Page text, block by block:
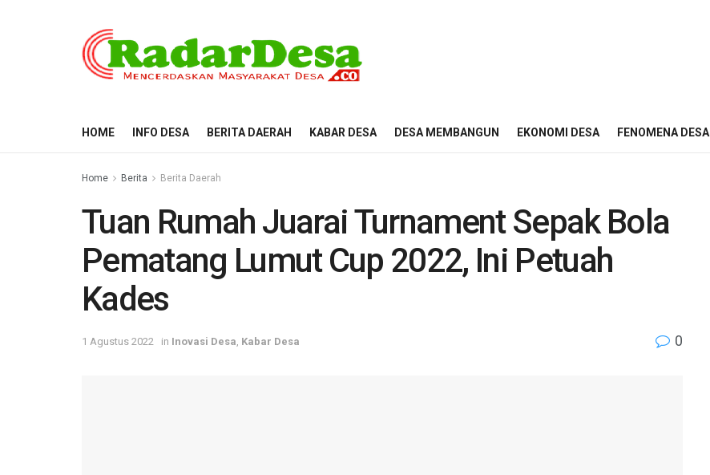
HOME INFO DESA BERITA DAERAH KABAR DESA DESA MEMBANGUN EKONOMI DESA FENOMENA DESA
Home Berita Berita Daerah
Tuan Rumah Juarai Turnament Sepak Bola
Pematang Lumut Cup 2022, Ini Petuah
Kades
1 Agustus 2022 in Inovasi Desa Kabar Desa 0